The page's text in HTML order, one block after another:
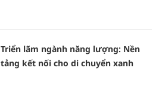
Triển lãm ngành năng lượng: Nền
tảng kết nối cho di chuyển xanh